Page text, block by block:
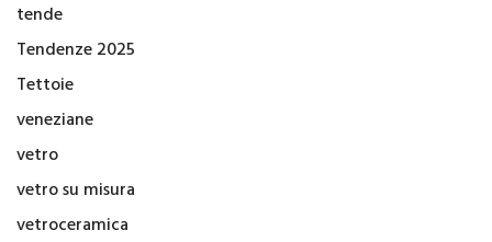
tende
Tendenze 2025
Tettoie
veneziane
vetro
vetro su misura
vetroceramica